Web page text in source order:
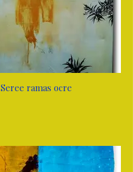
Seree ramas ocre